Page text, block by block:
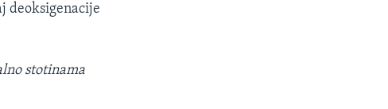
deoksigenacije
stotinama